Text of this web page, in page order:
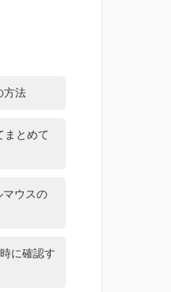
方法
まとめて
マウスの
に確認す